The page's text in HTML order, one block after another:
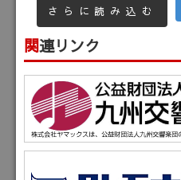
さらに読み込む
関連リンク